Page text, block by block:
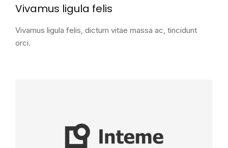
Vivamus ligula felis
Vivamus ligula felis, dictum vitae massa ac, tincidunt
orci.